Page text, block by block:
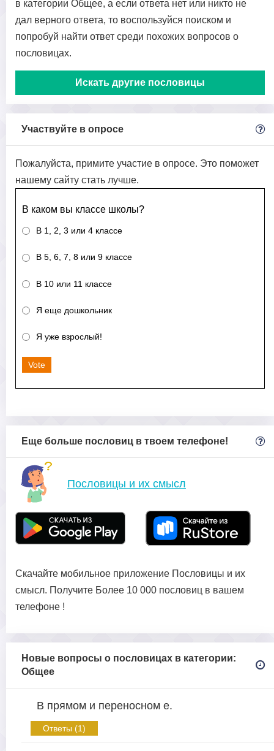
в категории Общее, а если ответа нет или никто не
дал верного ответа, то воспользуйся поиском и
попробуй найти ответ среди похожих вопросов о
пословицах.
Искать другие пословицы
Участвуйте в опросе
Пожалуйста, примите участие в опросе. Это поможет
нашему сайту стать лучше.
В каком вы классе школы?
В 1, 2, 3 или 4 классе
В 5, 6, 7, 8 или 9 классе
В 10 или 11 классе
Я еще дошкольник
Я уже взрослый!
Vote
Еще больше пословиц в твоем телефоне!
Пословицы и их смысл
Скачайте мобильное приложение Пословицы и их
смысл. Получите Более 10 000 пословиц в вашем
телефоне !
Новые вопросы о пословицах в категории:
Общее
В прямом и переносном е.
Ответы (1)